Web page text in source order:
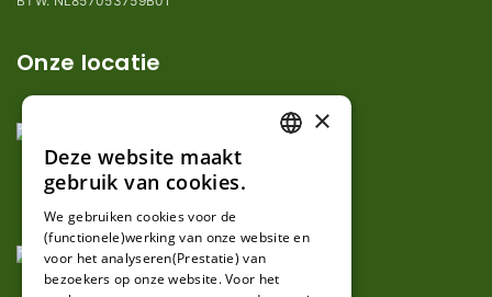
Onze locatie
GERMAN
×
Deze website maakt
gebruik van cookies.
We gebruiken cookies voor de
(functionele)werking van onze website en
voor het analyseren(Prestatie) van
bezoekers op onze website. Voor het